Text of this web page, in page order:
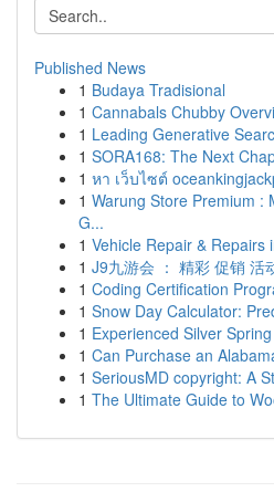
Published News
1 Budaya Tradisional
1 Cannabals Chubby
1 Leading Generative
1 SORA168: The Next
1 หา เว็บไซต์
1 Warung Store Premium :
G...
1 Vehicle Repair & Repairs
1 J9九游会 ： 精彩 促销 活
1 Coding Certification
1 Snow Day Calculator:
1 Experienced Silver
1 Can Purchase an
1 SeriousMD copyright: A
1 The Ultimate Guide to